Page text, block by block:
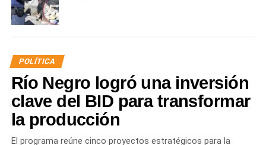
POLÍTICA
Río Negro logró una inversión
clave del BID para transformar
la producción
El programa reúne cinco proyectos estratégicos para la